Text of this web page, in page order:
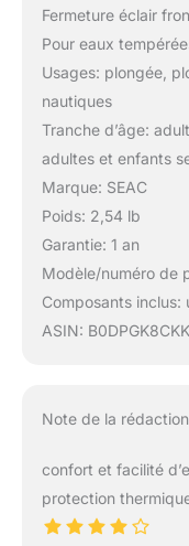
Fermeture éclair
Pour eaux
Usages: plongée,
nautiques
Tranche d’âge:
adultes et enfants
Marque: SEAC
Poids: 2,54 lb
Garantie: 1 an
Modèle/numéro de
Composants inclus:
ASIN: B0DPGK8CKK
Note de la
confort et facilité
protection